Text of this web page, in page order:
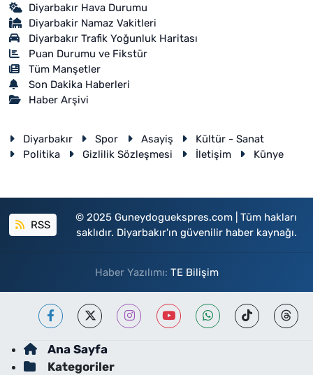
Diyarbakır Hava Durumu
Diyarbakir Namaz Vakitleri
Diyarbakır Trafik Yoğunluk Haritası
Puan Durumu ve Fikstür
Tüm Manşetler
Son Dakika Haberleri
Haber Arşivi
Diyarbakır Spor Asayiş
Kültür - Sanat
Politika
Gizlilik Sözleşmesi İletişim Künye
RSS
© 2025 Guneydoguekspres.com | Tüm hakları
saklıdır. Diyarbakır'ın güvenilir haber kaynağı.
Haber Yazılımı: TE Bilişim
Ana Sayfa
Kategoriler